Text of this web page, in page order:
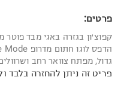
פרטים:
קפוצ׳ון בגזרה באגי מבד
גדול, מפתח צוואר רחב
פריט זה ניתן להחזרה בלבד